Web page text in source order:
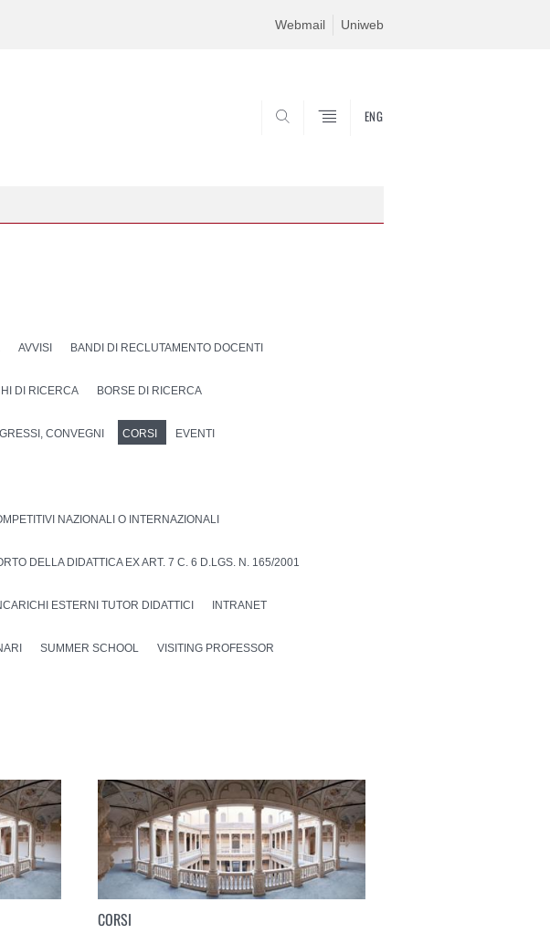
Webmail Uniweb
ENG
AVVISI BANDI DI RECLUTAMENTO DOCENTI
DI RICERCA BORSE DI RICERCA
CONVEGNI CORSI EVENTI
NAZIONALI O INTERNAZIONALI
DELLA DIDATTICA EX ART. 7 C. 6 D.LGS. N. 165/2001
ESTERNI TUTOR DIDATTICI INTRANET
SUMMER SCHOOL VISITING PROFESSOR
CORSI